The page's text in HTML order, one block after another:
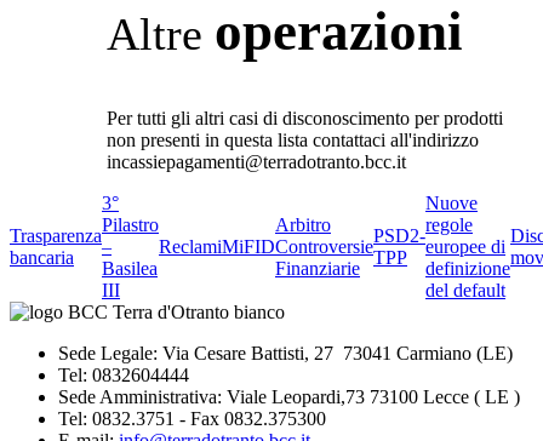
Altre operazioni
Per tutti gli altri casi di disconoscimento per prodotti
non presenti in questa lista contattaci all'indirizzo
incassiepagamenti@terradotranto.bcc.it
Trasparenza
bancaria
3°
Pilastro
–
Basilea
III
ReclamiMiFID
Arbitro
Controversie
Finanziarie
PSD2-
TPP
Nuove
regole
europee di
definizione
del default
Sede Legale: Via Cesare Battisti, 27 73041 Carmiano (LE)
Tel: 0832604444
Sede Amministrativa: Viale Leopardi,73 73100 Lecce ( LE )
Tel: 0832.3751 - Fax 0832.375300